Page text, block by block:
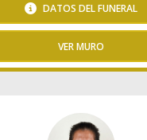
DATOS DEL FUNERAL
VER MURO